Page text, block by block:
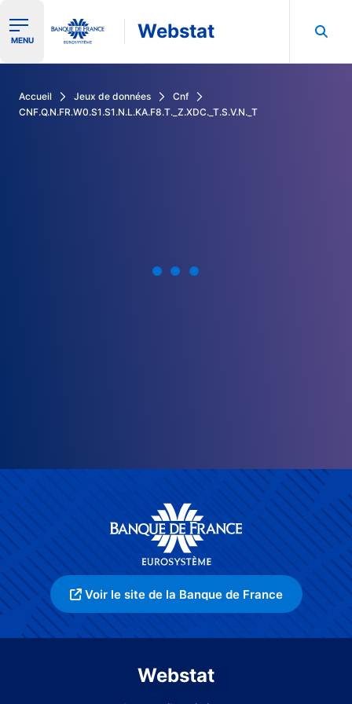
Ouvrir le menu de navigation
MENU Webstat
Accueil Jeux de données
Cnf
CNF.Q.N.FR.W0.S1.S1.N.L.KA.F8.T._Z.XDC._T.S.V.N._T
Voir le site de la Banque de France
Webstat